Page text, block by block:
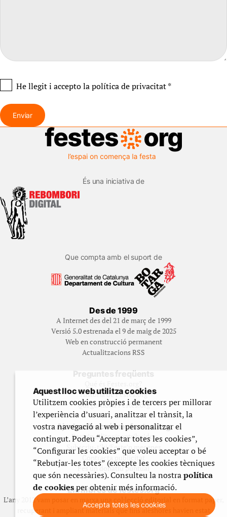
He llegit i acceptola política de privacitat*
Enviar
És una iniciativa de
Que compta amb el suport de
Des de 1999
A Internet des del 21 de març de 1999
Versió 5.0 estrenada el 9 de maig de 2025
Web en construcció permanent
Actualitzacions RSS
Preguntes freqüents
Història de Festes.org
Qui gestiona Festes.org
Ajuda a fer créixer festes.org
Feste’n editor/contribuidor
Subscriu-t’hi/Feste’n mecenes
Contracta publicitat
Fes un donatiu puntual
Els llibres de festes.org
L’any 2012 vam posar en marxa una col·lecció editorial en format paper,
recuperant i ampliant materials que fins aleshores havien estat
Aquest lloc web utilitza cookies
Utilitzem cookies pròpies i de tercers per millorar
l’experiència d’usuari, analitzar el trànsit, la
vostra navegació al web i personalitzar el
contingut. Podeu “Acceptar totes les cookies”,
“Configurar les cookies” que voleu acceptar o bé
“Rebutjar-les totes” (excepte les cookies tècniques
que són necessàries). Consulteu la nostrapolítica
de cookiesper obtenir més informació.
Accepta totes les cookies